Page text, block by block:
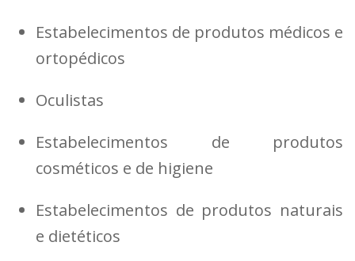
Estabelecimentos de produtos médicos e
ortopédicos
Oculistas
Estabelecimentos de produtos
cosméticos e de higiene
Estabelecimentos de produtos naturais
e dietéticos